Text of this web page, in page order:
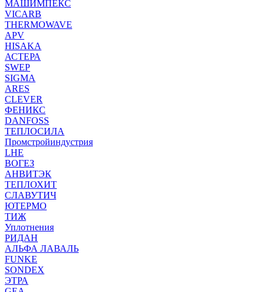
МАШИМПЕКС
VICARB
THERMOWAVE
APV
HISAKA
АСТЕРА
SWEP
SIGMA
ARES
CLEVER
ФЕНИКС
DANFOSS
ТЕПЛОСИЛА
Промстройиндустрия
LHE
ВОГЕЗ
АНВИТЭК
ТЕПЛОХИТ
СЛАВУТИЧ
ЮТЕРМО
ТИЖ
Уплотнения
РИДАН
АЛЬФА ЛАВАЛЬ
FUNKE
SONDEX
ЭТРА